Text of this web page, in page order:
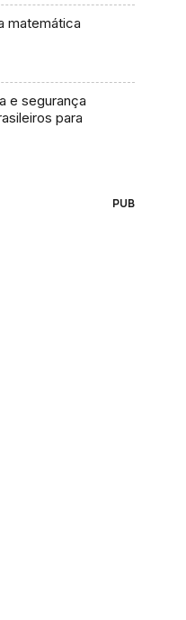
matemática
e segurança
para
PUB